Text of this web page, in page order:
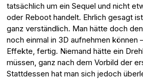
tatsächlich um ein Sequel und nicht
oder Reboot handelt. Ehrlich gesagt
ganz verständlich. Man hätte doch
noch einmal in 3D aufnehmen können
Effekte, fertig. Niemand hätte ein
müssen, ganz nach dem Vorbild der
Stattdessen hat man sich jedoch